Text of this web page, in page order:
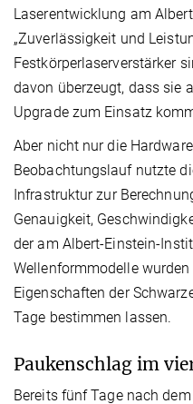
Laserentwicklung am
„Zuverlässigkeit und
Festkörperlaserverstärker
davon überzeugt, dass sie
Upgrade zum Einsatz
Aber nicht nur die
Beobachtungslauf nutzte
Infrastruktur zur
Genauigkeit,
der am Albert-Einstein-
Wellenformmodelle
Eigenschaften der
Tage bestimmen lassen.
Paukenschlag im
Bereits fünf Tage nach